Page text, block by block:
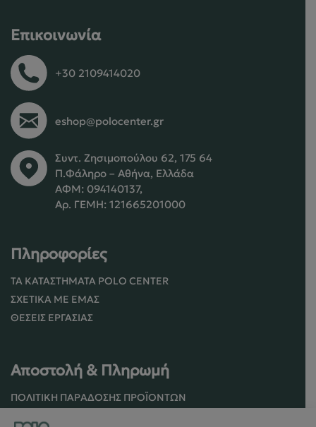
Επικοινωνία
+30 2109414020
eshop@polocenter.gr
Συντ. Ζησιμοπούλου 62, 175 64
Π.Φάληρο – Αθήνα, Ελλάδα
ΑΦΜ: 094140137,
Αρ. ΓΕΜΗ: 121665201000
Πληροφορίες
ΤΑ ΚΑΤΑΣΤΉΜΑΤΑ POLO CENTER
ΣΧΕΤΙΚΆ ΜΕ ΕΜΆΣ
ΘΈΣΕΙΣ ΕΡΓΑΣΊΑΣ
Αποστολή & Πληρωμή
ΠΟΛΙΤΙΚΉ ΠΑΡΆΔΟΣΗΣ ΠΡΟΪΌΝΤΩΝ